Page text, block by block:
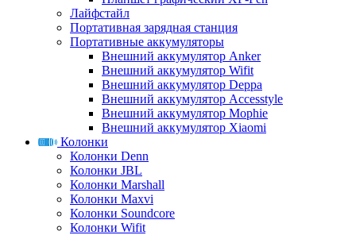
Лайфстайл
Портативная зарядная станция
Портативные аккумуляторы
Внешний аккумулятор Anker
Внешний аккумулятор Wifit
Внешний аккумулятор Deppa
Внешний аккумулятор Accesstyle
Внешний аккумулятор Mophie
Внешний аккумулятор Xiaomi
Колонки
Колонки Denn
Колонки JBL
Колонки Marshall
Колонки Maxvi
Колонки Soundcore
Колонки Wifit